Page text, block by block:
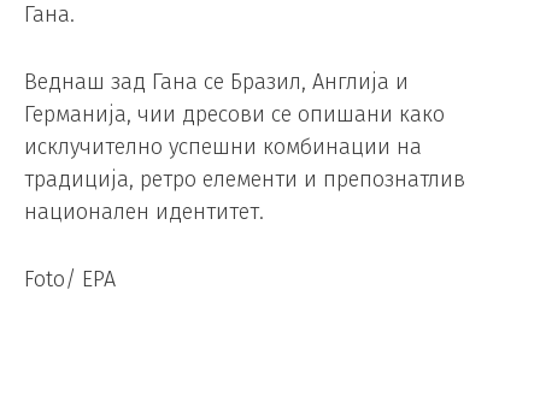
Гана.
Веднаш зад Гана се Бразил, Англија и
Германија, чии дресови се опишани како
исклучително успешни комбинации на
традиција, ретро елементи и препознатлив
национален идентитет.
Foto/ EPA